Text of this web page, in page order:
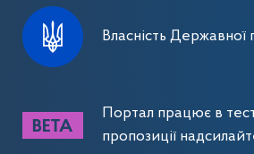
Власність Державної
Портал працює в
пропозиції